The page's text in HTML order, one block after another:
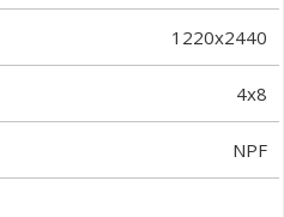
1220x2440
4x8
NPF